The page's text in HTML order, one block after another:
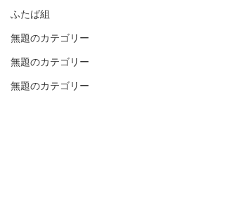
ふたば組
無題のカテゴリー
無題のカテゴリー
無題のカテゴリー